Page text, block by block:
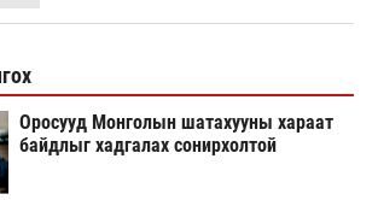
Оросууд Монголын шатахууны хараат
байдлыг хадгалах сонирхолтой